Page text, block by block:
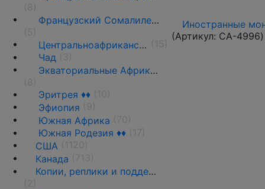
Французский Сомалиленд ♦♦
Центральноафриканский союз
Чад
Экваториальные Африканские страны ♦♦
Эритрея ♦♦
Эфиопия
Южная Африка
Южная Родезия ♦♦
США
Канада
Копии, реплики и подделки
Иностранные
(Артикул: CA-4996)